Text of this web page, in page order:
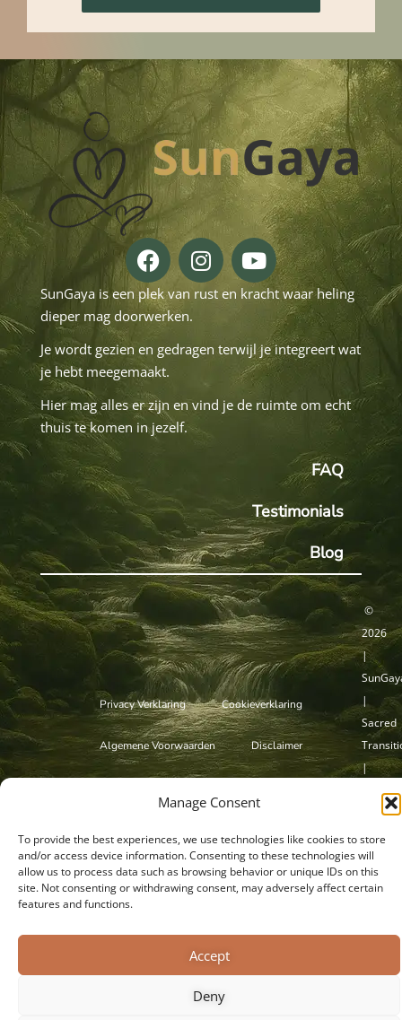
Manage Consent
To provide the best experiences, we use technologies like cookies to store
and/or access device information. Consenting to these technologies will
allow us to process data such as browsing behavior or unique IDs on this
site. Not consenting or withdrawing consent, may adversely affect certain
features and functions.
Accept
Deny
SunGaya is een plek van rust en kracht waar heling
dieper mag doorwerken.
Je wordt gezien en gedragen terwijl je integreert wat
je hebt meegemaakt.
Hier mag alles er zijn en vind je de ruimte om echt
thuis te komen in jezelf.
FAQ
Testimonials
Blog
©
2026
|
|
Sacred
|
Capelle
IJssel
Privacy Verklaring Cookieverklaring
Algemene Voorwaarden Disclaimer